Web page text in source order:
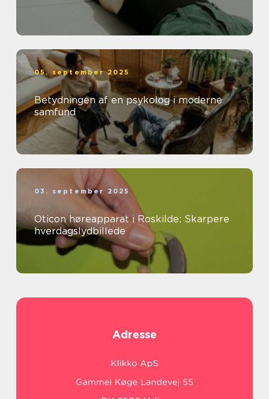
05. september 2025
Betydningen af en psykolog i moderne
samfund
03. september 2025
Oticon høreapparat i Roskilde: Skarpere
hverdagslydbillede
Adresse